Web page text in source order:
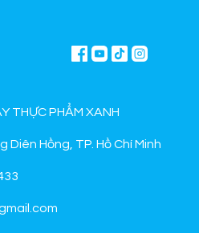
THỰC PHẨM XANH
Diên Hồng, TP. Hồ Chí Minh